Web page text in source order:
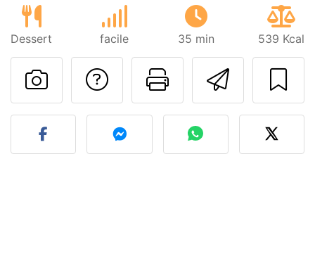
Dessert facile 35 min 539 Kcal
Imprimer
Poser une
Publier votre photo de